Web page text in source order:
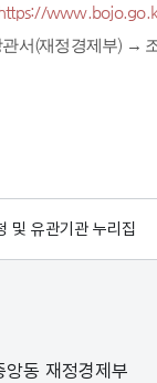
서(재정경제부) →
및 유관기관 누리집
동 재정경제부